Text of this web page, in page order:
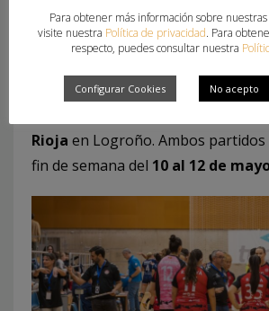
Honor Oro Femenina y
categoría del balonmano
Motivemarket.com Gijón,
Rioja en Logroño. Ambos
fin de semana del 10 al 12 de
Para obtener más información sobre
visite nuestra Política de privacidad. Para
respecto, puedes consultar nuestra
Configurar Cookies No acepto